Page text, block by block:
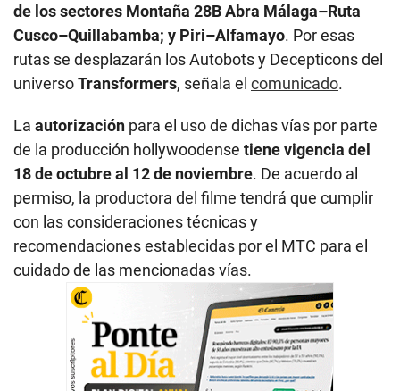
de los sectores Montaña 28B Abra Málaga–Ruta
Cusco–Quillabamba; y Piri–Alfamayo. Por esas
rutas se desplazarán los Autobots y Decepticons del
universoTransformers, señala el comunicado.
La autorización para el uso de dichas vías por parte
de la producción hollywoodense tiene vigencia del
18 de octubre al 12 de noviembre. De acuerdo al
permiso, la productora del filme tendrá que cumplir
con las consideraciones técnicas y
recomendaciones establecidas por el MTC para el
cuidado de las mencionadas vías.